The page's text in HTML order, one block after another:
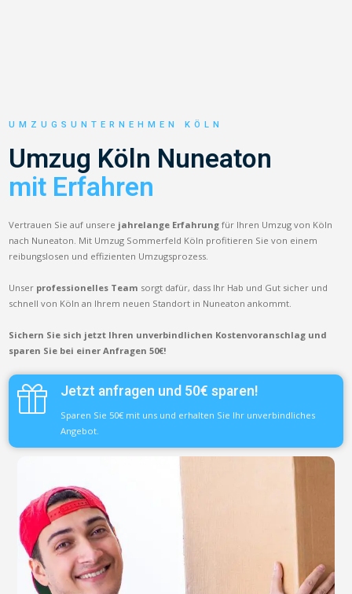
UMZUGSUNTERNEHMEN KÖLN
Umzug Köln Nuneaton
mit Erfahren
Vertrauen Sie auf unsere jahrelange Erfahrung für Ihren Umzug von Köln
nach Nuneaton. Mit Umzug Sommerfeld Köln profitieren Sie von einem
reibungslosen und effizienten Umzugsprozess.
Unser professionelles Team sorgt dafür, dass Ihr Hab und Gut sicher und
schnell von Köln an Ihrem neuen Standort in Nuneaton ankommt.
Sichern Sie sich jetzt Ihren unverbindlichen Kostenvoranschlag und
sparen Sie bei einer Anfragen 50€!
Jetzt anfragen und 50€ sparen!
Sparen Sie 50€ mit uns und erhalten Sie Ihr unverbindliches
Angebot.